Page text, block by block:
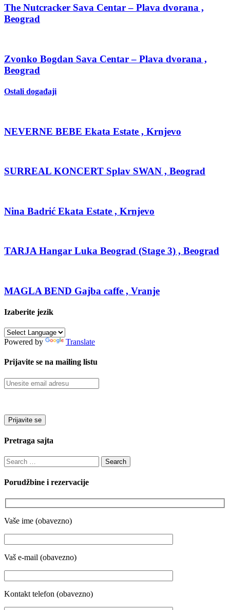
The Nutcracker Sava Centar – Plava dvorana ,
Beograd
Zvonko Bogdan Sava Centar – Plava dvorana ,
Beograd
Ostali događaji
NEVERNE BEBE Ekata Estate , Krnjevo
SURREAL KONCERT Splav SWAN , Beograd
Nina Badrić Ekata Estate , Krnjevo
TARJA Hangar Luka Beograd (Stage 3) , Beograd
MAGLA BEND Gajba caffe , Vranje
Izaberite jezik
Powered by Translate
Prijavite se na mailing listu
Pretraga sajta
Search
for:
Porudžbine i rezervacije
Vaše ime (obavezno)
Vaš e-mail (obavezno)
Kontakt telefon (obavezno)